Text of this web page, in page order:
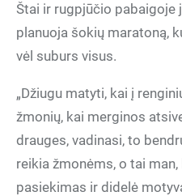
Štai ir rugpjūčio pabaigoje
planuoja šokių maratoną,
vėl suburs visus.
„Džiugu matyti, kai į
žmonių, kai merginos
drauges, vadinasi, to
reikia žmonėms, o tai
pasiekimas ir didelė